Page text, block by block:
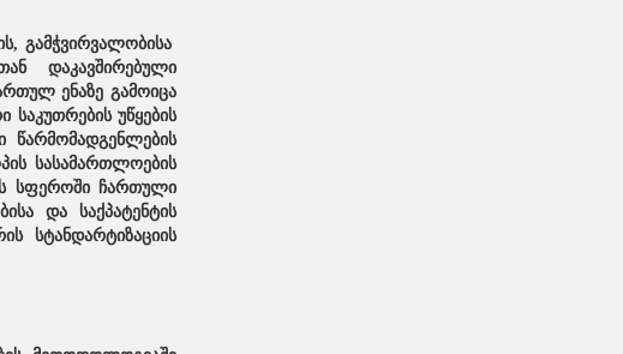
გამჭვირვალობისა
დაკავშირებული
ენაზე გამოიცა
უწყების
წარმომადგენლების
სასამართლოების
სფეროში ჩართული
და საქპატენტის
სტანდარტიზაციის